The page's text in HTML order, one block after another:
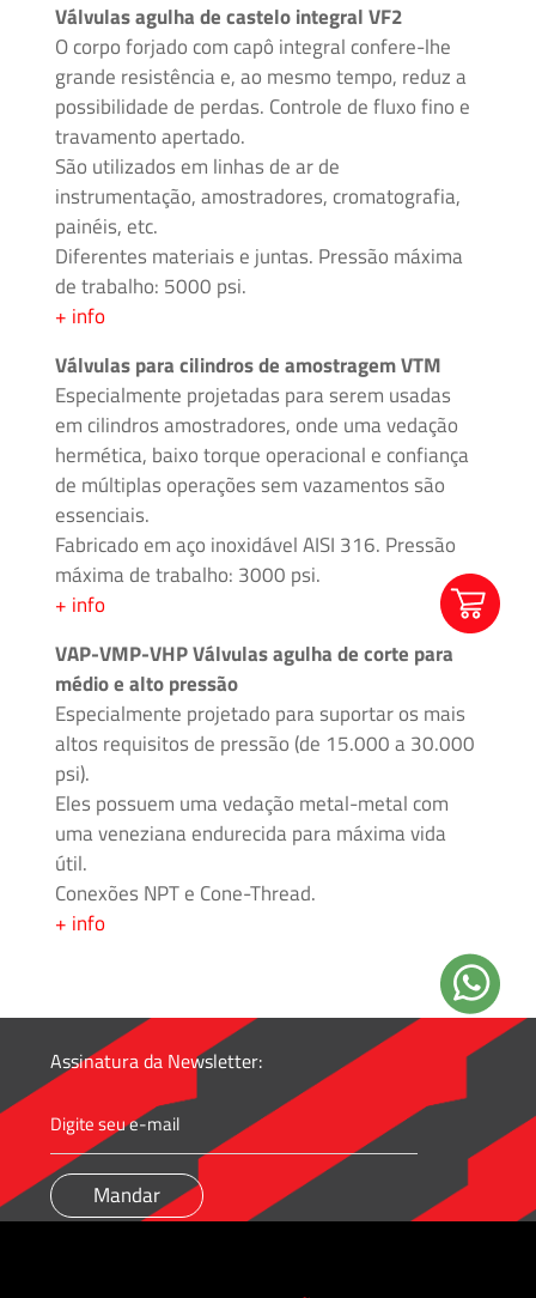
Válvulas
Acessórios
O'BRIEN
Sistemas
Isolamento
Tubos
Acessórios
Unidades
Geradoras
Pressão
esfera
Válvulas
Manuais
Válvulas agulha de castelo integral VF2
O corpo forjado com capô integral confere-lhe
grande resistência e, ao mesmo tempo, reduz a
possibilidade de perdas. Controle de fluxo fino e
travamento apertado.
São utilizados em linhas de ar de
instrumentação, amostradores, cromatografia,
painéis, etc.
Diferentes materiais e juntas. Pressão máxima
de trabalho: 5000 psi.
+ info
Válvulas para cilindros de amostragem VTM
Especialmente projetadas para serem usadas
em cilindros amostradores, onde uma vedação
hermética, baixo torque operacional e confiança
de múltiplas operações sem vazamentos são
essenciais.
Fabricado em aço inoxidável AISI 316. Pressão
máxima de trabalho: 3000 psi.
+ info
VAP-VMP-VHP Válvulas agulha de corte para
médio e alto pressão
Especialmente projetado para suportar os mais
altos requisitos de pressão (de 15.000 a 30.000
psi).
Eles possuem uma vedação metal-metal com
uma veneziana endurecida para máxima vida
útil.
Conexões NPT e Cone-Thread.
+ info
Assinatura da Newsletter: